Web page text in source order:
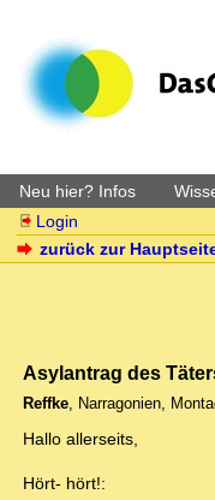
Neu hier? Infos
Login
zurück zur
Asylantrag des
Reffke, Narragonien,
Hallo allerseits,
Hört- hört!: